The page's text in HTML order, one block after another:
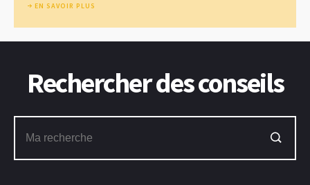
EN SAVOIR PLUS
Rechercher des conseils